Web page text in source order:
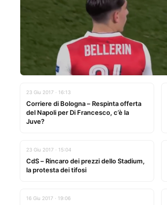
23 Giu 2017 · 16:13
Corriere di Bologna – Respinta offerta
del Napoli per Di Francesco, c’è la
Juve?
23 Giu 2017 · 15:04
CdS – Rincaro dei prezzi dello Stadium,
la protesta dei tifosi
16 Giu 2017 · 19:06